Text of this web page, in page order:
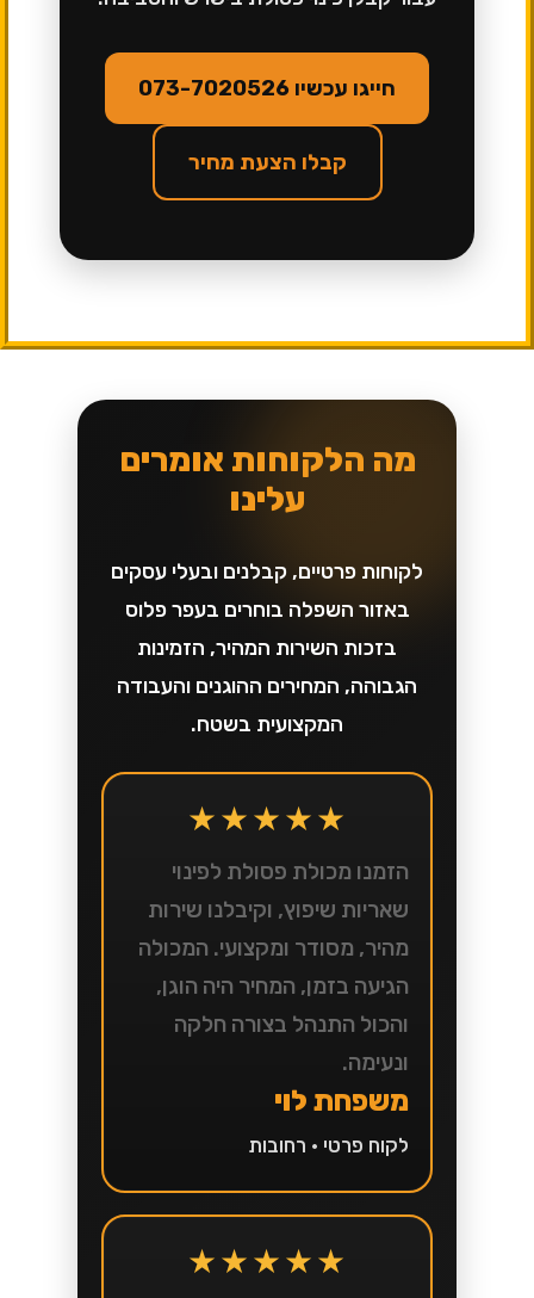
חייגו עכשיו 073-7020526
קבלו הצעת מחיר
מה הלקוחות אומרים
עלינו
לקוחות פרטיים, קבלנים ובעלי עסקים
באזור השפלה בוחרים בעפר פלוס
בזכות השירות המהיר, הזמינות
הגבוהה, המחירים ההוגנים והעבודה
המקצועית בשטח.
★★★★★
הזמנו מכולת פסולת לפינוי
שאריות שיפוץ, וקיבלנו שירות
מהיר, מסודר ומקצועי. המכולה
הגיעה בזמן, המחיר היה הוגן,
והכול התנהל בצורה חלקה
ונעימה.
משפחת לוי
לקוח פרטי • רחובות
★★★★★